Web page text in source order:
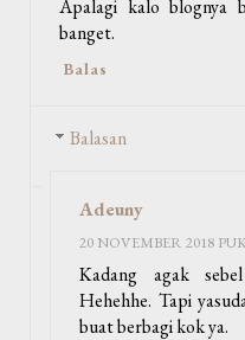
Apalagi kalo blognya
banget.
Balas
Balasan
Adeuny
20 NOVEMBER 2018
Kadang agak
Hehehhe. Tapi
buat berbagi kok ya.